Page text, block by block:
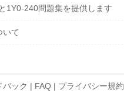
1Y0-240問題集を提供します
いて
バック | FAQ | プライバシー規約